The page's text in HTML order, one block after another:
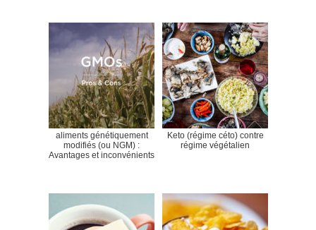
aliments génétiquement
modifiés (ou NGM) :
Avantages et inconvénients
Keto (régime céto) contre
régime végétalien